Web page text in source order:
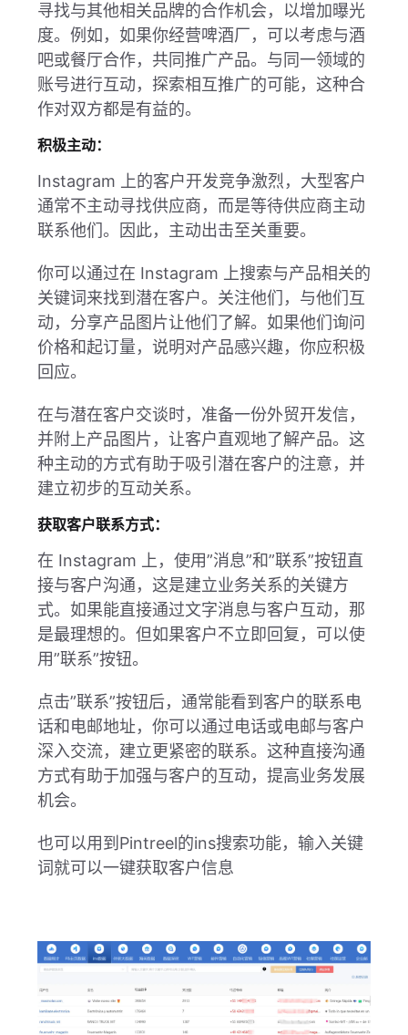
寻找与其他相关品牌的合作机会，以增加曝光
度。例如，如果你经营啤酒厂，可以考虑与酒
吧或餐厅合作，共同推广产品。与同一领域的
账号进行互动，探索相互推广的可能，这种合
作对双方都是有益的。
积极主动：
Instagram 上的客户开发竞争激烈，大型客户
通常不主动寻找供应商，而是等待供应商主动
联系他们。因此，主动出击至关重要。
你可以通过在 Instagram 上搜索与产品相关的
关键词来找到潜在客户。关注他们，与他们互
动，分享产品图片让他们了解。如果他们询问
价格和起订量，说明对产品感兴趣，你应积极
回应。
在与潜在客户交谈时，准备一份外贸开发信，
并附上产品图片，让客户直观地了解产品。这
种主动的方式有助于吸引潜在客户的注意，并
建立初步的互动关系。
获取客户联系方式：
在 Instagram 上，使用”消息”和”联系”按钮直
接与客户沟通，这是建立业务关系的关键方
式。如果能直接通过文字消息与客户互动，那
是最理想的。但如果客户不立即回复，可以使
用”联系”按钮。
点击”联系”按钮后，通常能看到客户的联系电
话和电邮地址，你可以通过电话或电邮与客户
深入交流，建立更紧密的联系。这种直接沟通
方式有助于加强与客户的互动，提高业务发展
机会。
也可以用到 Pintreel的ins搜索功能，输入关键
词就可以一键获取客户信息